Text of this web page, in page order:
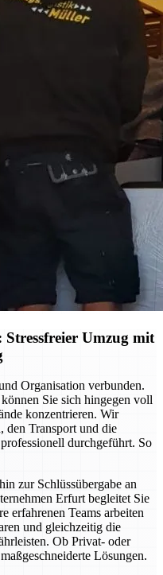
Umzug mit
Organisation verbunden.
Sie sich hingegen voll
konzentrieren. Wir
den Transport und die
durchgeführt. So
zur Schlüssübergabe an
Erfurt begleitet Sie
erfahrenen Teams arbeiten
und gleichzeitig die
Ob Privat- oder
Lösungen.